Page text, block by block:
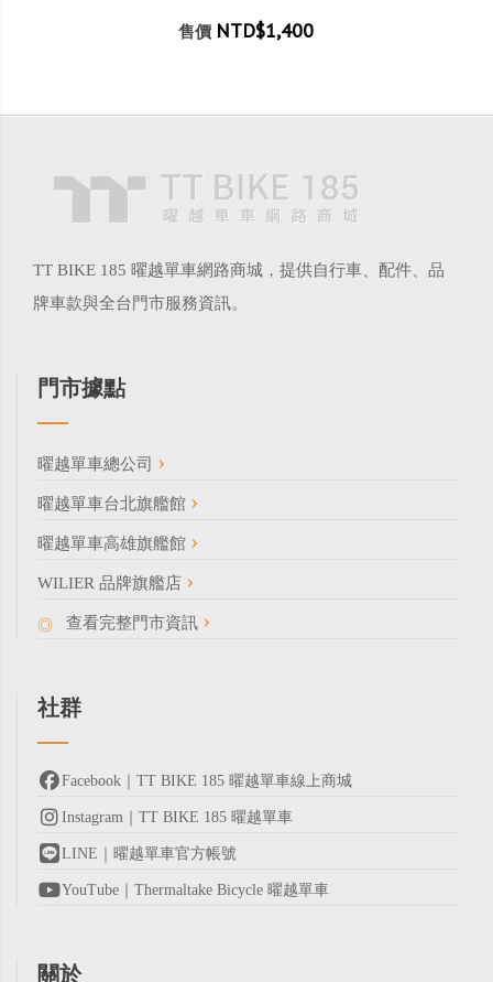
售價 NTD$1,400
TT BIKE 185 曜越單車網路商城，提供自行車、配件、品
牌車款與全台門市服務資訊。
門市據點
曜越單車總公司
曜越單車台北旗艦館
曜越單車高雄旗艦館
WILIER 品牌旗艦店
查看完整門市資訊
社群
Facebook｜TT BIKE 185 曜越單車線上商城
Instagram｜TT BIKE 185 曜越單車
LINE｜曜越單車官方帳號
YouTube｜Thermaltake Bicycle 曜越單車
關於